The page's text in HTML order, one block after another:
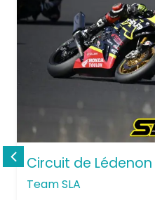
Circuit de Lédenon
Team SLA